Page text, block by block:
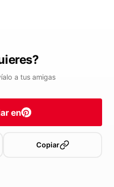
a tus amigas
en
Copiar